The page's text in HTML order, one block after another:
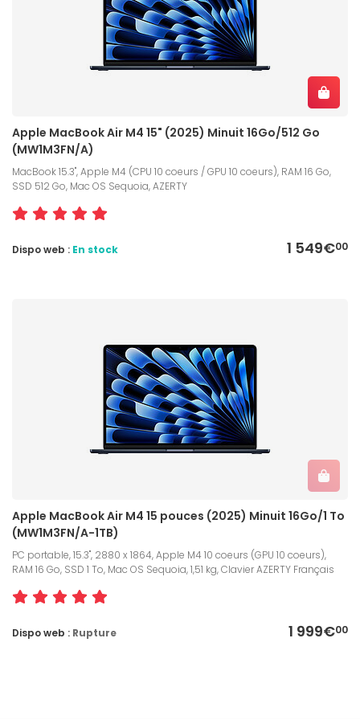
Apple MacBook Air M4 15" (2025) Minuit 16Go/512 Go
(MW1M3FN/A)
MacBook 15.3", Apple M4 (CPU 10 coeurs / GPU 10 coeurs), RAM 16 Go,
SSD 512 Go, Mac OS Sequoia, AZERTY
1 549€00
Dispo web : En stock
Apple MacBook Air M4 15 pouces (2025) Minuit 16Go/1 To
(MW1M3FN/A-1TB)
PC portable, 15.3", 2880 x 1864, Apple M4 10 coeurs (GPU 10 coeurs),
RAM 16 Go, SSD 1 To, Mac OS Sequoia, 1,51 kg, Clavier AZERTY Français
1 999€00
Dispo web : Rupture